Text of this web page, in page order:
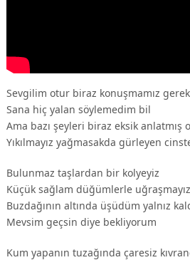
Sevgilim otur biraz konuşmamız gerek
Sana hiç yalan söylemedim bil
Ama bazı şeyleri biraz eksik anlatmış
Yıkılmayız yağmasakda gürleyen
Bulunmaz taşlardan bir kolyeyiz
Küçük sağlam düğümlerle uğraşmayız
Buzdağının altında üşüdüm yalnız
Mevsim geçsin diye bekliyorum
Kum yapanın tuzağında çaresiz